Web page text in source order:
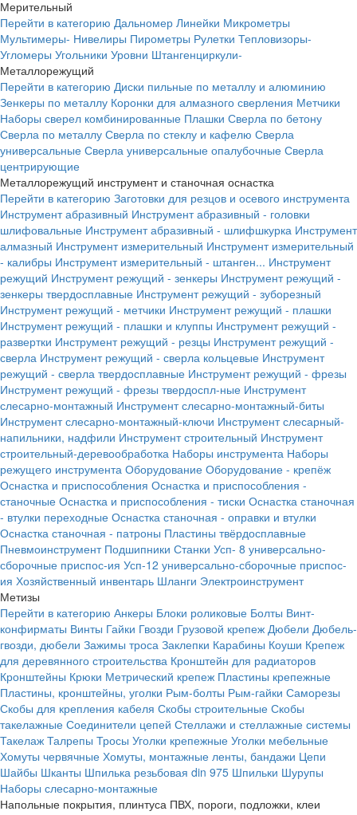
Мерительный
Перейти в категорию Дальномер Линейки Микрометры
Мультимеры- Нивелиры Пирометры Рулетки Тепловизоры-
Угломеры Угольники Уровни Штангенциркули-
Металлорежущий
Перейти в категорию Диски пильные по металлу и алюминию
Зенкеры по металлу Коронки для алмазного сверления Метчики
Наборы сверел комбинированные Плашки Сверла по бетону
Сверла по металлу Сверла по стеклу и кафелю Сверла
универсальные Сверла универсальные опалубочные Сверла
центрирующие
Металлорежущий инструмент и станочная оснастка
Перейти в категорию Заготовки для резцов и осевого инструмента
Инструмент абразивный Инструмент абразивный - головки
шлифовальные Инструмент абразивный - шлифшкурка Инструмент
алмазный Инструмент измерительный Инструмент измерительный
- калибры Инструмент измерительный - штанген... Инструмент
режущий Инструмент режущий - зенкеры Инструмент режущий -
зенкеры твердосплавные Инструмент режущий - зуборезный
Инструмент режущий - метчики Инструмент режущий - плашки
Инструмент режущий - плашки и клуппы Инструмент режущий -
развертки Инструмент режущий - резцы Инструмент режущий -
сверла Инструмент режущий - сверла кольцевые Инструмент
режущий - сверла твердосплавные Инструмент режущий - фрезы
Инструмент режущий - фрезы твердоспл-ные Инструмент
слесарно-монтажный Инструмент слесарно-монтажный-биты
Инструмент слесарно-монтажный-ключи Инструмент слесарный-
напильники, надфили Инструмент строительный Инструмент
строительный-деревообработка Наборы инструмента Наборы
режущего инструмента Оборудование Оборудование - крепёж
Оснастка и приспособления Оснастка и приспособления -
станочные Оснастка и приспособления - тиски Оснастка станочная
- втулки переходные Оснастка станочная - оправки и втулки
Оснастка станочная - патроны Пластины твёрдосплавные
Пневмоинструмент Подшипники Станки Усп- 8 универсально-
сборочные приспос-ия Усп-12 универсально-сборочные приспос-
ия Хозяйственный инвентарь Шланги Электроинструмент
Метизы
Перейти в категорию Анкеры Блоки роликовые Болты Винт-
конфирматы Винты Гайки Гвозди Грузовой крепеж Дюбели Дюбель-
гвозди, дюбели Зажимы троса Заклепки Карабины Коуши Крепеж
для деревянного строительства Кронштейн для радиаторов
Кронштейны Крюки Метрический крепеж Пластины крепежные
Пластины, кронштейны, уголки Рым-болты Рым-гайки Саморезы
Скобы для крепления кабеля Скобы строительные Скобы
такелажные Соединители цепей Стеллажи и стеллажные системы
Такелаж Талрепы Тросы Уголки крепежные Уголки мебельные
Хомуты червячные Хомуты, монтажные ленты, бандажи Цепи
Шайбы Шканты Шпилька резьбовая din 975 Шпильки Шурупы
Наборы слесарно-монтажные
Напольные покрытия, плинтуса ПВХ, пороги, подложки, клеи